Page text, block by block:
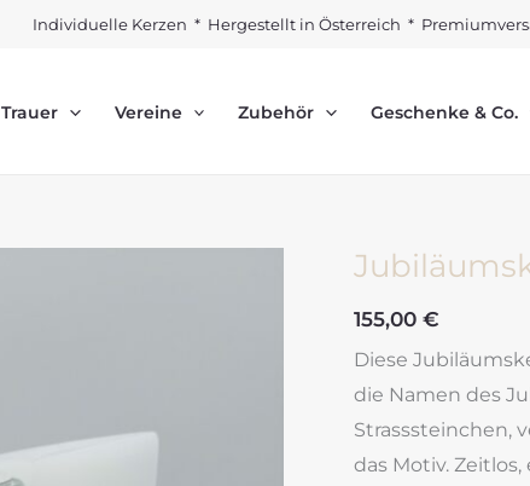
Individuelle Kerzen * Hergestellt in Österreich *
Trauer Vereine Zubehör Geschenke & Co.
155,00 €
Diese
die Namen des
Strasssteinchen,
das Motiv.